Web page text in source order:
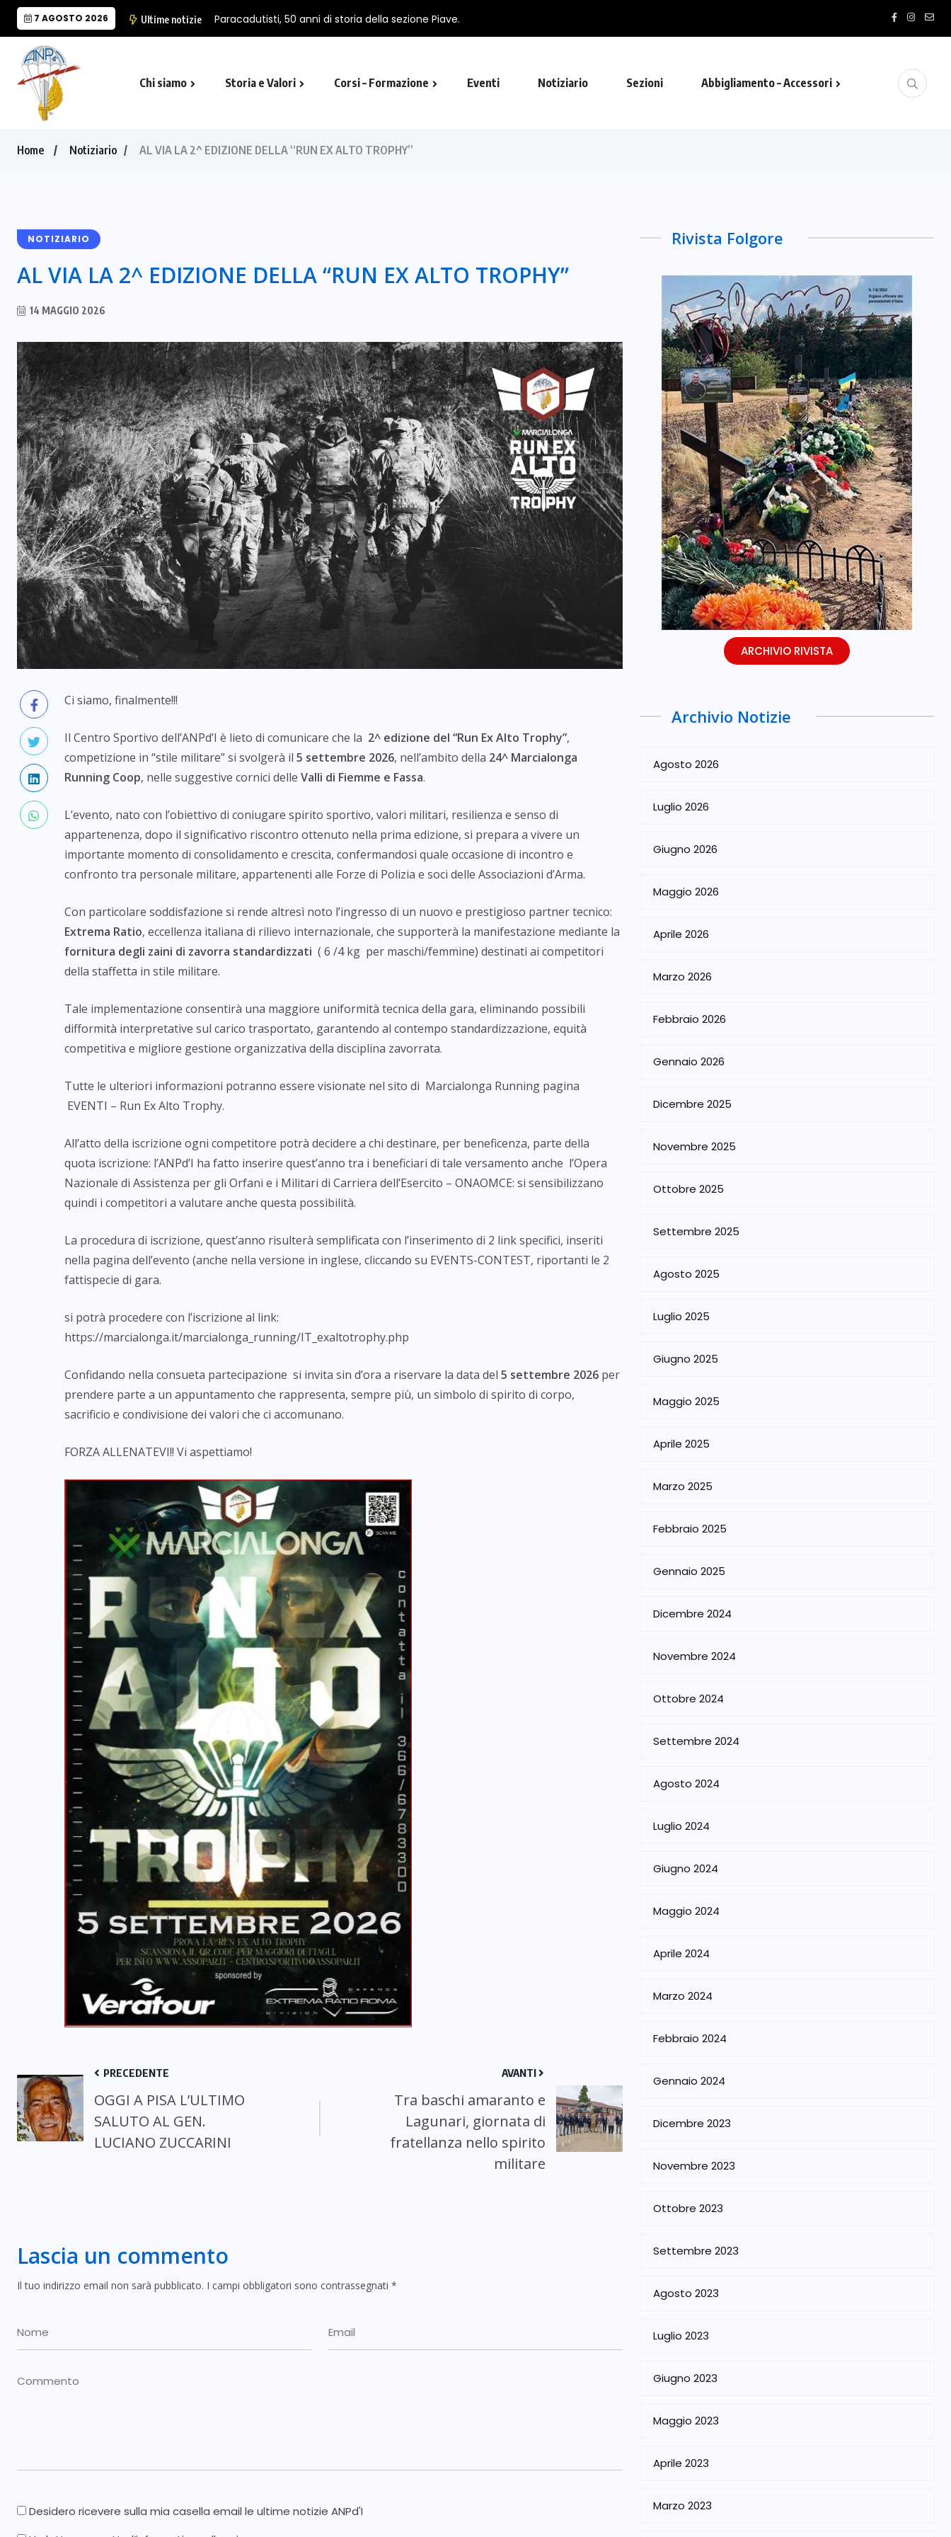
7 AGOSTO 2026 Ultime notizie Paracadutisti, 50 anni di storia della sezione Piave.
Chi siamo Storia e Valori Corsi – Formazione Eventi Notiziario Sezioni Abbigliamento – Accessori
Home Notiziario AL VIA LA 2^ EDIZIONE DELLA “RUN EX ALTO TROPHY”
NOTIZIARIO
AL VIA LA 2^ EDIZIONE DELLA “RUN EX ALTO TROPHY”
14 MAGGIO 2026
Ci siamo, finalmente!!!
Il Centro Sportivo dell’ANPd’I è lieto di comunicare che la 2^ edizione del “Run Ex Alto Trophy”,
competizione in “stile militare” si svolgerà il 5 settembre 2026, nell’ambito della 24^ Marcialonga
Running Coop, nelle suggestive cornici delle Valli di Fiemme e Fassa.
L’evento, nato con l’obiettivo di coniugare spirito sportivo, valori militari, resilienza e senso di
appartenenza, dopo il significativo riscontro ottenuto nella prima edizione, si prepara a vivere un
importante momento di consolidamento e crescita, confermandosi quale occasione di incontro e
confronto tra personale militare, appartenenti alle Forze di Polizia e soci delle Associazioni d’Arma.
Con particolare soddisfazione si rende altresì noto l’ingresso di un nuovo e prestigioso partner tecnico:
Extrema Ratio, eccellenza italiana di rilievo internazionale, che supporterà la manifestazione mediante la
fornitura degli zaini di zavorra standardizzati ( 6 /4 kg per maschi/femmine) destinati ai competitori
della staffetta in stile militare.
Tale implementazione consentirà una maggiore uniformità tecnica della gara, eliminando possibili
difformità interpretative sul carico trasportato, garantendo al contempo standardizzazione, equità
competitiva e migliore gestione organizzativa della disciplina zavorrata.
Tutte le ulteriori informazioni potranno essere visionate nel sito di Marcialonga Running pagina
EVENTI – Run Ex Alto Trophy.
All’atto della iscrizione ogni competitore potrà decidere a chi destinare, per beneficenza, parte della
quota iscrizione: l’ANPd’I ha fatto inserire quest’anno tra i beneficiari di tale versamento anche l’Opera
Nazionale di Assistenza per gli Orfani e i Militari di Carriera dell’Esercito – ONAOMCE: si sensibilizzano
quindi i competitori a valutare anche questa possibilità.
La procedura di iscrizione, quest’anno risulterà semplificata con l’inserimento di 2 link specifici, inseriti
nella pagina dell’evento (anche nella versione in inglese, cliccando su EVENTS-CONTEST, riportanti le 2
fattispecie di gara.
si potrà procedere con l’iscrizione al link:
https://marcialonga.it/marcialonga_running/IT_exaltotrophy.php
Confidando nella consueta partecipazione si invita sin d’ora a riservare la data del 5 settembre 2026 per
prendere parte a un appuntamento che rappresenta, sempre più, un simbolo di spirito di corpo,
sacrificio e condivisione dei valori che ci accomunano.
FORZA ALLENATEVI!! Vi aspettiamo!
PRECEDENTE
OGGI A PISA L’ULTIMO
SALUTO AL GEN.
LUCIANO ZUCCARINI
AVANTI
Tra baschi amaranto e
Lagunari, giornata di
fratellanza nello spirito
militare
Lascia un commento
Il tuo indirizzo email non sarà pubblicato. I campi obbligatori sono contrassegnati *
Desidero ricevere sulla mia casella email le ultime notizie ANPd'I
Rivista Folgore
ARCHIVIO RIVISTA
Archivio Notizie
Agosto 2026
Luglio 2026
Giugno 2026
Maggio 2026
Aprile 2026
Marzo 2026
Febbraio 2026
Gennaio 2026
Dicembre 2025
Novembre 2025
Ottobre 2025
Settembre 2025
Agosto 2025
Luglio 2025
Giugno 2025
Maggio 2025
Aprile 2025
Marzo 2025
Febbraio 2025
Gennaio 2025
Dicembre 2024
Novembre 2024
Ottobre 2024
Settembre 2024
Agosto 2024
Luglio 2024
Giugno 2024
Maggio 2024
Aprile 2024
Marzo 2024
Febbraio 2024
Gennaio 2024
Dicembre 2023
Novembre 2023
Ottobre 2023
Settembre 2023
Agosto 2023
Luglio 2023
Giugno 2023
Maggio 2023
Aprile 2023
Marzo 2023